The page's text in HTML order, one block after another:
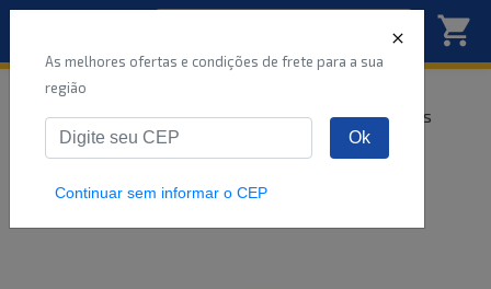
Início Maquina de Lavar
Eletrodomésticos
MAQUINA DE LAVAR ELECTROLUX LDA13
As melhores ofertas e condições de frete para a sua
região
Ok
Continuar sem informar o CEP